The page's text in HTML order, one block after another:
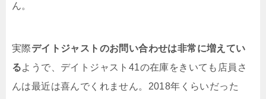
ん。
実際デイトジャストのお問い合わせは非常に増えてい
るようで、デイトジャスト41の在庫をきいても店員さ
んは最近は喜んでくれません。2018年くらいだった